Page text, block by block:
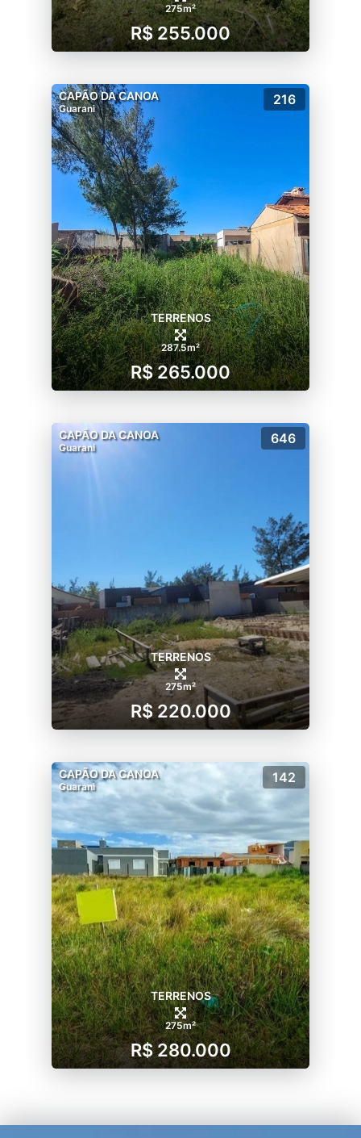
275m²
R$ 255.000
CAPÃO DA CANOA
Guarani
216
TERRENOS
287.5m²
R$ 265.000
CAPÃO DA CANOA
Guarani
646
TERRENOS
275m²
R$ 220.000
CAPÃO DA CANOA
Guarani
142
TERRENOS
275m²
R$ 280.000